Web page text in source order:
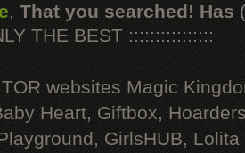
, That you searched! Has
THE BEST ::::::::::::::::
websites Magic
Heart, Giftbox,
GirlsHUB, Lolita